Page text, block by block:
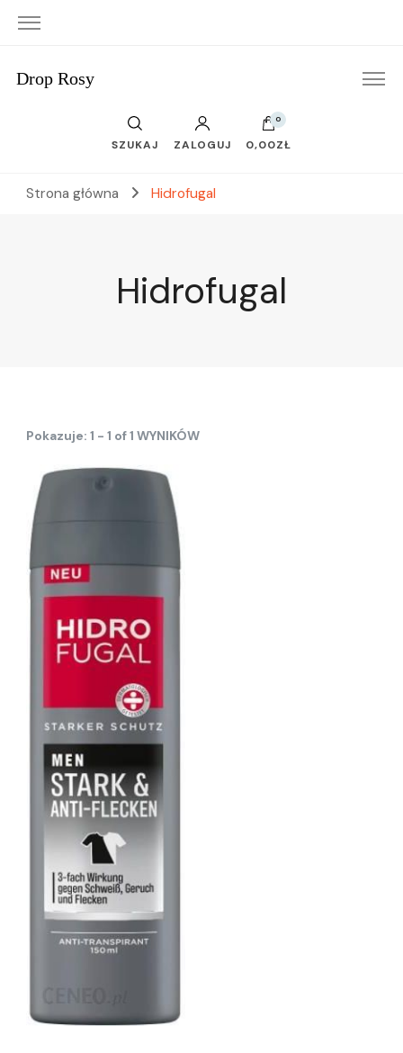
Drop Rosy
SZUKAJ ZALOGUJ
0
0,00ZŁ
Strona główna Hidrofugal
Hidrofugal
Pokazuje: 1 - 1 of 1 WYNIKÓW